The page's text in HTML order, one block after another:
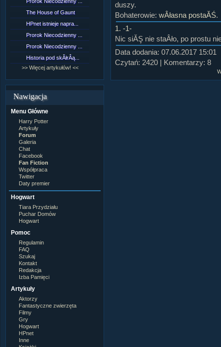
James Syriusz Potter
Lily Evans
Lily Luna Potter
Lord Voldemort
Lucjusz Malfoy
Luna Lovegood
Minerwa MacGonagall
Neville Longbottom
Nimfadora Tonks
Ron Weasley
Rose Weasley
Rowena Ravenclaw
Salazar Slytherin
Scorpius Malfoy
Severus Snape
Syriusz Black
Teddy Lupin
wÂłasna postaĂŚ
The House of Gaunt
HPnet istnieje napra...
Prorok Niecodzienny ...
Prorok Niecodzienny ...
Historia pod skĂłrÂą...
>> Więcej artykułów! <<
[NZ]RozdziaÂł 9 cz....
Remus Lupin
[NZ]RozdziaÂł 9 cz....
[NZ]RozdziaÂł 8 cz....
>> Więcej fan fiction! <<
Nawigacja
Menu Główne
Harry Potter
Artykuły
Forum
Galeria
Chat
Facebook
Fan Fiction
Współpraca
Twitter
Daty premier
Hogwart
Tiara Przydziału
Puchar Domów
Hogwart
Pomoc
Regulamin
FAQ
Szukaj
Kontakt
Redakcja
Izba Pamięci
Artykuły
Aktorzy
Fantastyczne zwierzęta
Filmy
Gry
Hogwart
HPnet
Inne
duszy.
Bohaterowie: wÂłasna postaĂŚ.
1. -1-
Nic siĂŞ nie staÂło, po prostu
Data dodania: 07.06.2017 15:01
Czytań: 2420 | Komentarzy: 8